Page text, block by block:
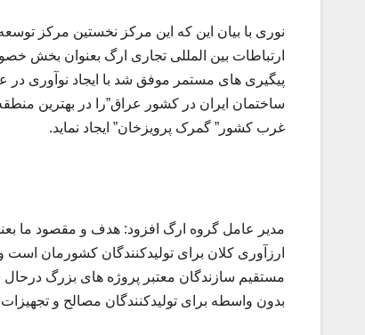
نوری با بیان این که این مرکز نخستین مرکز
پیگیری های مستمر موفق شد با ایجاد نوآوری
ساختمان ایران در کشور عراق”را در بهترین
غرب کشور” گمرک پرویزخان” ایجاد نماید.
مدیر عامل گروه ارگ افزود: هدف و مقصود ما
ارزآوری کلان برای تولیدکنندگان کشورمان
مستقیم سازندگان معتبر پروژه های بزرگ
بدون واسطه برای تولیدکنندگان مصالح و